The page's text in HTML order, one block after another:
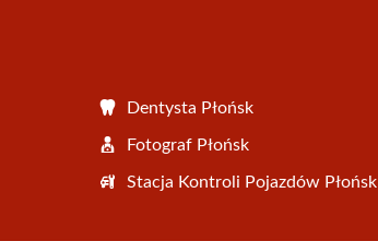
Dentysta Płońsk
Fotograf Płońsk
Stacja Kontroli Pojazdów Płońsk